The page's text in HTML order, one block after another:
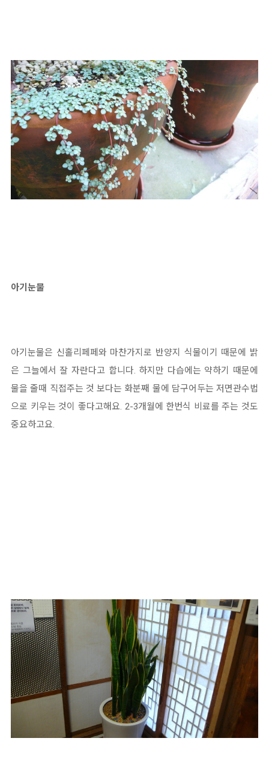
아기눈물
아기눈물은 신홀리페페와 마찬가지로 반양지 식물이기 때문에 밝
은 그늘에서 잘 자란다고 합니다. 하지만 다습에는 약하기 때문에
물을 줄때 직접주는 것 보다는 화분째 물에 담구어두는 저면관수법
으로 키우는 것이 좋다고해요. 2-3개월에 한번식 비료를 주는 것도
중요하고요.